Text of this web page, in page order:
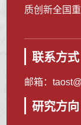
质创新全国
联系方式
邮箱：
研究方向